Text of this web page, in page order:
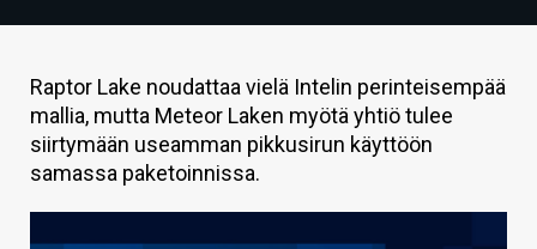
HINTA.FI
KAUPPA
VAIHDA TEEMA
Raptor Lake noudattaa vielä Intelin perinteisempää
mallia, mutta Meteor Laken myötä yhtiö tulee
siirtymään useamman pikkusirun käyttöön
samassa paketoinnissa.